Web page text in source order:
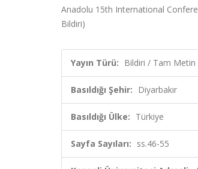
Anadolu 15th International
Bildiri)
Yayın Türü: Bildiri / Tam Metin
Basıldığı Şehir: Diyarbakır
Basıldığı Ülke: Türkiye
Sayfa Sayıları: ss.46-55